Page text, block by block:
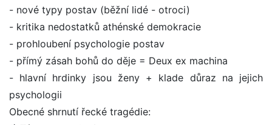
- nové typy postav (běžní lidé - otroci)
- kritika nedostatků athénské demokracie
- prohloubení psychologie postav
- přímý zásah bohů do děje = Deux ex machina
- hlavní hrdinky jsou ženy + klade důraz na jejich
psychologii
Obecné shrnutí řecké tragédie: